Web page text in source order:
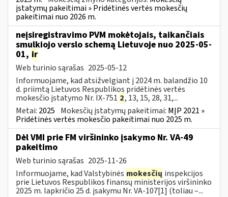
įstatymų pakeitimai » Pridėtinės vertės mokesčių
pakeitimai nuo 2026 m.
neįsiregistravimo PVM mokėtojais, taikančiais
smulkiojo verslo schemą Lietuvoje nuo 2025-05-
01, ir
Web turinio sąrašas 2025-05-12
Informuojame, kad atsižvelgiant į 2024 m. balandžio 10
d. priimtą Lietuvos Respublikos pridėtinės vertės
mokesčio įstatymo Nr. IX-751 2, 13, 15, 28, 31,...
Metai: 2025 Mokesčių įstatymų pakeitimai: MĮP 2021 »
Pridėtinės vertės mokesčio pakeitimai nuo 2025 m.
Dėl VMI prie FM viršininko įsakymo Nr. VA-49
pakeitimo
Web turinio sąrašas 2025-11-26
Informuojame, kad Valstybinės mokesčių inspekcijos
prie Lietuvos Respublikos finansų ministerijos viršininko
2025 m. lapkričio 25 d. įsakymu Nr. VA-107[1] (toliau –...